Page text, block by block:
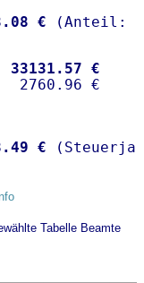
€
33131.57 €
€
Tabelle Beamte